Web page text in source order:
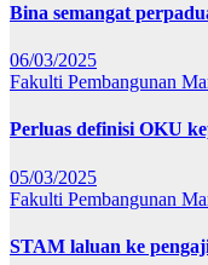
Bina semangat
06/03/2025
Fakulti Pembangunan
Perluas definisi OKU
05/03/2025
Fakulti Pembangunan
STAM laluan ke